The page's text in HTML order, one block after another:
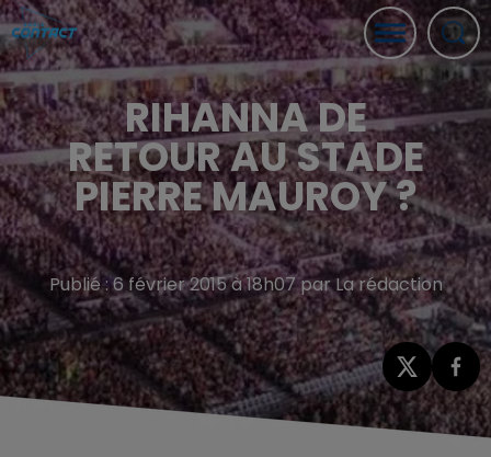
RIHANNA DE
RETOUR AU STADE
PIERRE MAUROY ?
Publié : 6 février 2015 à 18h07 par La rédaction